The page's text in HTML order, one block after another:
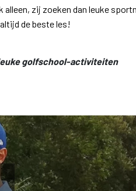
alleen, zij zoeken dan leuke
de beste les!
golfschool-activiteiten